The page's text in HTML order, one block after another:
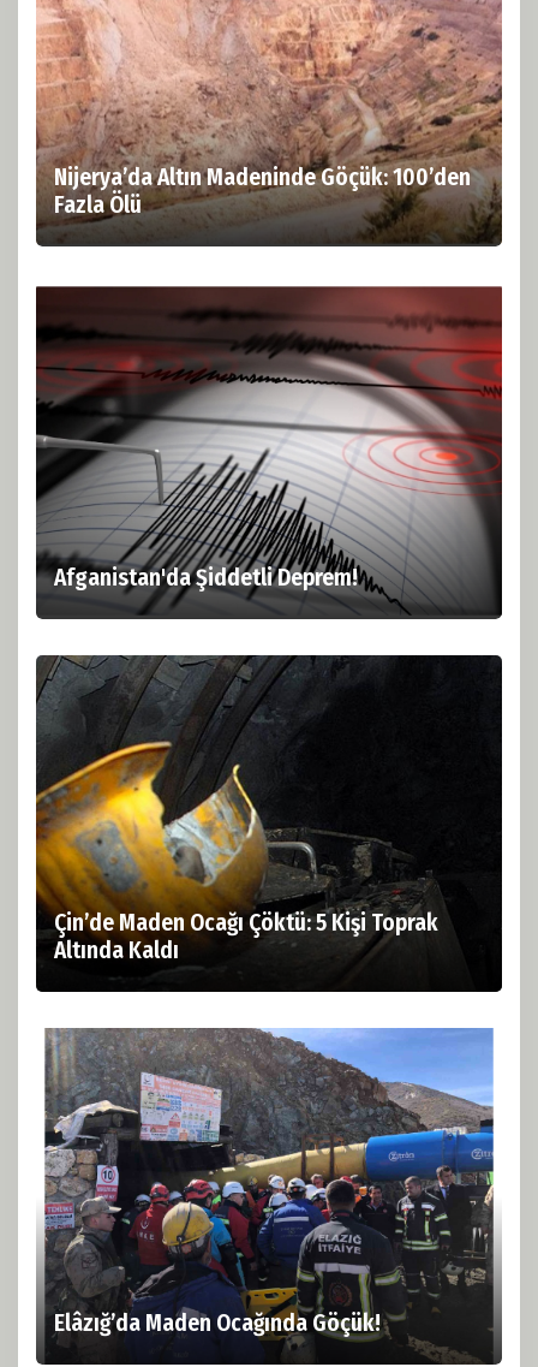
Nijerya’da Altın Madeninde Göçük: 100’den
Fazla Ölü
Afganistan'da Şiddetli Deprem!
Çin’de Maden Ocağı Çöktü: 5 Kişi Toprak
Altında Kaldı
Elâzığ’da Maden Ocağında Göçük!